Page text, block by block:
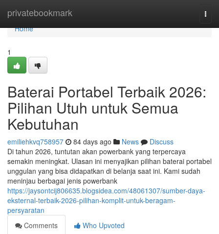
privatebookmark
Home
Home
1
Baterai Portabel Terbaik 2026:
Pilihan Utuh untuk Semua
Kebutuhan
emiliehkvq758957 84 days ago News
Discuss
Di tahun 2026, tuntutan akan powerbank yang terpercaya
semakin meningkat. Ulasan ini menyajikan pilihan baterai portabel
unggulan yang bisa didapatkan di belanja saat ini. Kami sudah
meninjau berbagai jenis powerbank
https://jaysontcij806635.blogsidea.com/48061307/sumber-daya-
eksternal-terbaik-2026-pilihan-komplit-untuk-beragam-
persyaratan
Comments
Who Upvoted